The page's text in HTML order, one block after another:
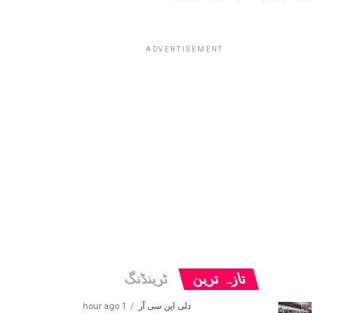
ADVERTISEMENT
تازہ ترین ٹرینڈنگ
دلی این سی آر 1 hour ago